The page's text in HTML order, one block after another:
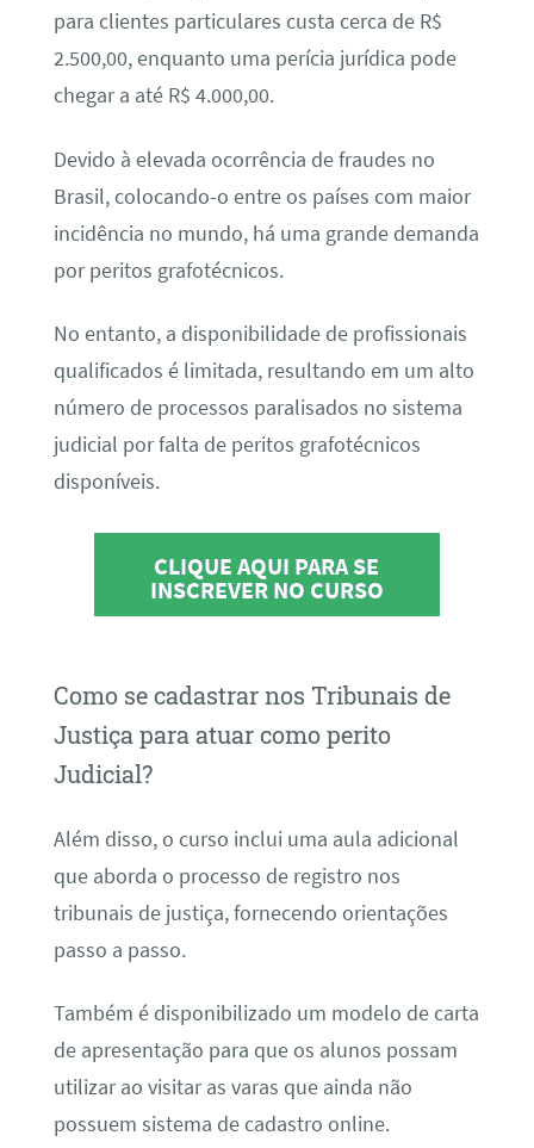
para clientes particulares custa cerca de R$
2.500,00, enquanto uma perícia jurídica pode
chegar a até R$ 4.000,00.
Devido à elevada ocorrência de fraudes no
Brasil, colocando-o entre os países com maior
incidência no mundo, há uma grande demanda
por peritos grafotécnicos.
No entanto, a disponibilidade de profissionais
qualificados é limitada, resultando em um alto
número de processos paralisados no sistema
judicial por falta de peritos grafotécnicos
disponíveis.
CLIQUE AQUI PARA SE
INSCREVER NO CURSO
Como se cadastrar nos Tribunais de
Justiça para atuar como perito
Judicial?
Além disso, o curso inclui uma aula adicional
que aborda o processo de registro nos
tribunais de justiça, fornecendo orientações
passo a passo.
Também é disponibilizado um modelo de carta
de apresentação para que os alunos possam
utilizar ao visitar as varas que ainda não
possuem sistema de cadastro online.